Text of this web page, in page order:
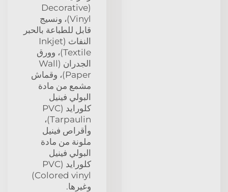
(Decorative
Vinyl)، ونسيج
قابل للطباعة بالحبر
النفاث (Inkjet
Textile)، وورق
الجدران (Wall
Paper)، وقماش
مشمع من مادة
البولي فينيل
كلورايد (PVC
Tarpaulin)،
وأقراص فينيل
ملونة من مادة
البولي فينيل
كلورايد (PVC
Colored vinyl)
وغيرها.